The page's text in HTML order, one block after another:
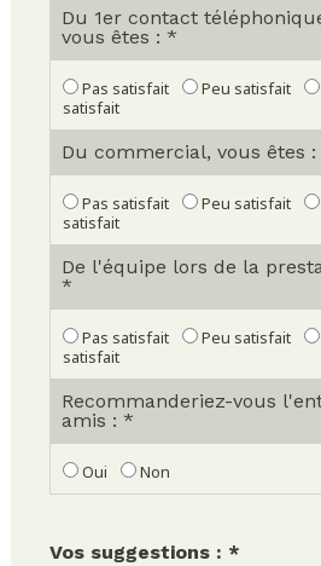
Du 1er contact
vous êtes : *
Pas satisfait Peu satisfait
satisfait
Du commercial, vous êtes
Pas satisfait Peu satisfait
satisfait
De l'équipe lors de la
*
Pas satisfait Peu satisfait
satisfait
Recommanderiez-vous
amis : *
Oui Non
Vos suggestions : *